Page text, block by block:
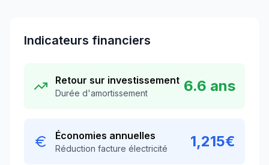
Indicateurs financiers
Retour sur investissement
Durée d'amortissement 6.6 ans
Économies annuelles
Réduction facture électricité 1,215€